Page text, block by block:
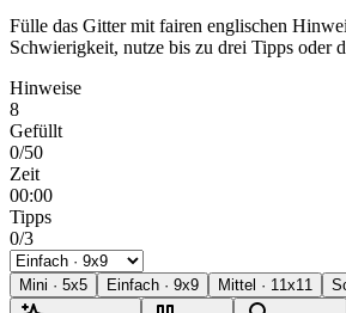
Fülle das Gitter mit fairen englischen
Schwierigkeit, nutze bis zu drei Tipps oder
Hinweise
8
Gefüllt
0/50
Zeit
00:00
Tipps
0/3
Mini · 5x5 Einfach · 9x9 Mittel · 11x11